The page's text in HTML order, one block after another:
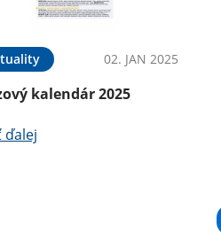
02. JAN 2025
kalendár 2025
ďalej